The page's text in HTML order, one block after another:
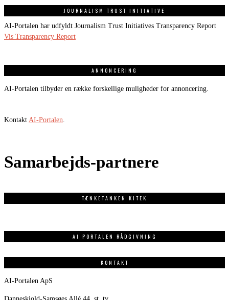
JOURNALISM TRUST INITIATIVE
AI-Portalen har udfyldt Journalism Trust Initiatives Transparency Report
Vis Transparency Report
ANNONCERING
AI-Portalen tilbyder en række forskellige muligheder for annoncering.
Kontakt AI-Portalen
Samarbejds-partnere
TÆNKETANKEN KITEK
AI PORTALEN RÅDGIVNING
KONTAKT
AI-Portalen ApS
Danneskiold-Samsøes Allé 44, st. tv.